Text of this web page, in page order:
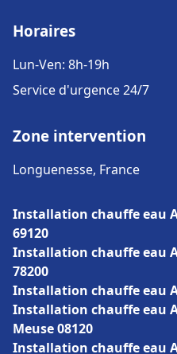
Horaires
Lun-Ven: 8h-19h
Service d'urgence 24/7
Zone intervention
Longuenesse, France
Installation chauffe eau
69120
Installation chauffe eau
78200
Installation chauffe eau
Installation chauffe eau
Meuse 08120
Installation chauffe eau